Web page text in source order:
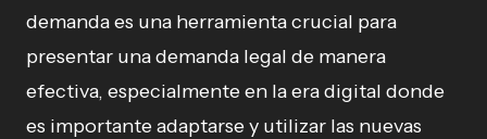
demanda es una herramienta crucial para
presentar una demanda legal de manera
efectiva, especialmente en la era digital donde
es importante adaptarse y utilizar las nuevas